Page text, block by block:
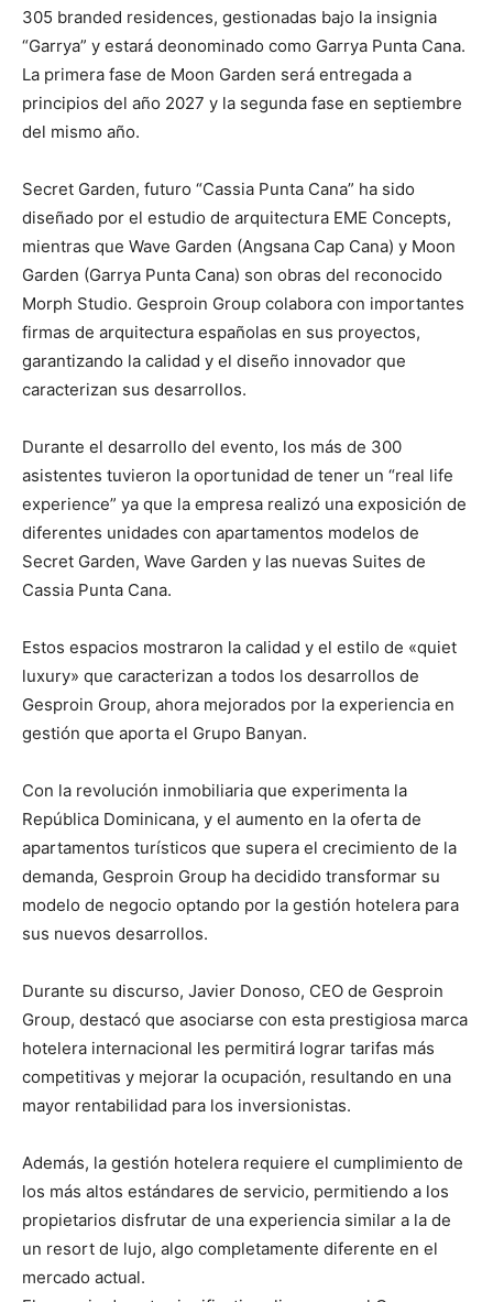
305 branded residences, gestionadas bajo la insignia
“Garrya” y estará deonominado como Garrya Punta Cana.
La primera fase de Moon Garden será entregada a
principios del año 2027 y la segunda fase en septiembre
del mismo año.
Secret Garden, futuro “Cassia Punta Cana” ha sido
diseñado por el estudio de arquitectura EME Concepts,
mientras que Wave Garden (Angsana Cap Cana) y Moon
Garden (Garrya Punta Cana) son obras del reconocido
Morph Studio. Gesproin Group colabora con importantes
firmas de arquitectura españolas en sus proyectos,
garantizando la calidad y el diseño innovador que
caracterizan sus desarrollos.
Durante el desarrollo del evento, los más de 300
asistentes tuvieron la oportunidad de tener un “real life
experience” ya que la empresa realizó una exposición de
diferentes unidades con apartamentos modelos de
Secret Garden, Wave Garden y las nuevas Suites de
Cassia Punta Cana.
Estos espacios mostraron la calidad y el estilo de «quiet
luxury» que caracterizan a todos los desarrollos de
Gesproin Group, ahora mejorados por la experiencia en
gestión que aporta el Grupo Banyan.
Con la revolución inmobiliaria que experimenta la
República Dominicana, y el aumento en la oferta de
apartamentos turísticos que supera el crecimiento de la
demanda, Gesproin Group ha decidido transformar su
modelo de negocio optando por la gestión hotelera para
sus nuevos desarrollos.
Durante su discurso, Javier Donoso, CEO de Gesproin
Group, destacó que asociarse con esta prestigiosa marca
hotelera internacional les permitirá lograr tarifas más
competitivas y mejorar la ocupación, resultando en una
mayor rentabilidad para los inversionistas.
Además, la gestión hotelera requiere el cumplimiento de
los más altos estándares de servicio, permitiendo a los
propietarios disfrutar de una experiencia similar a la de
un resort de lujo, algo completamente diferente en el
mercado actual.